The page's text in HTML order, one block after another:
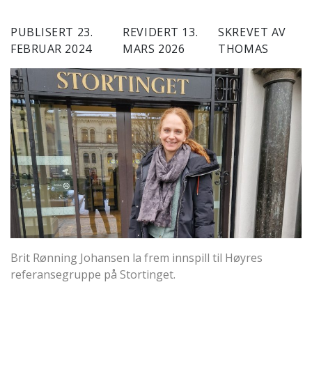
PUBLISERT 23.
FEBRUAR 2024
REVIDERT 13.
MARS 2026
SKREVET AV
THOMAS
Brit Rønning Johansen la frem innspill til Høyres
referansegruppe på Stortinget.